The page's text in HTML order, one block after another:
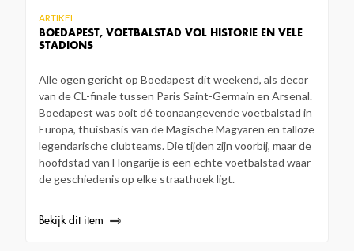
BOEDAPEST, VOETBALSTAD VOL HISTORIE EN VELE
STADIONS
ARTIKEL
Alle ogen gericht op Boedapest dit weekend, als decor
van de CL-finale tussen Paris Saint-Germain en Arsenal.
Boedapest was ooit dé toonaangevende voetbalstad in
Europa, thuisbasis van de Magische Magyaren en talloze
legendarische clubteams. Die tijden zijn voorbij, maar de
hoofdstad van Hongarije is een echte voetbalstad waar
de geschiedenis op elke straathoek ligt.
Bekijk dit item